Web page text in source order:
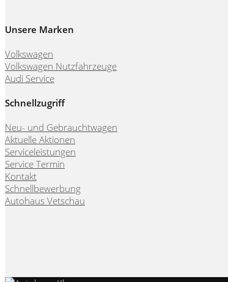
Unsere Marken
Volkswagen
Volkswagen Nutzfahrzeuge
Audi Service
Schnellzugriff
Neu- und Gebrauchtwagen
Aktuelle Aktionen
Serviceleistungen
Service Termin
Kontakt
Schnellbewerbung
Autohaus Vetschau